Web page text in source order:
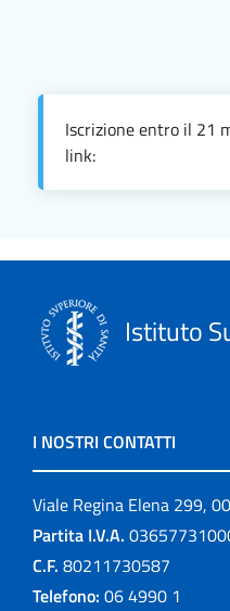
Iscrizione entro il 21
link:
Istituto
I NOSTRI CONTATTI
Viale Regina Elena 299,
Partita I.V.A.
C.F. 80211730587
Telefono: 06 4990 1